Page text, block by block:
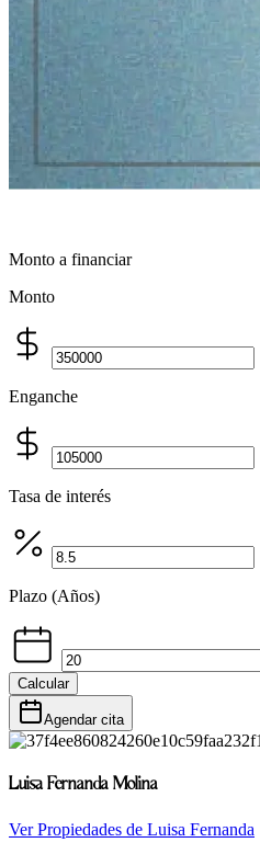
Monto a financiar
Monto
Enganche
Tasa de interés
Plazo (Años)
Calcular
Agendar cita
Luisa Fernanda Molina
Ver Propiedades de Luisa Fernanda